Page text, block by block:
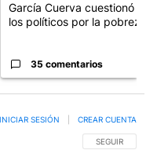
García Cuerva cuestionó a
los políticos por la pobreza
35 comentarios
SIGA ESTA
SEGUIR
INICIAR SESIÓN CREAR CUENTA